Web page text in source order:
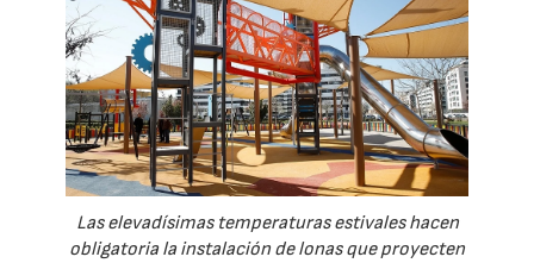
Las elevadísimas temperaturas estivales hacen
obligatoria la instalación de lonas que proyecten